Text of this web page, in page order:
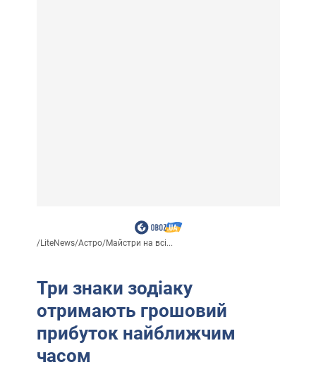
/LiteNews/Астро/Майстри на всі...
Три знаки зодіаку
отримають грошовий
прибуток найближчим
часом